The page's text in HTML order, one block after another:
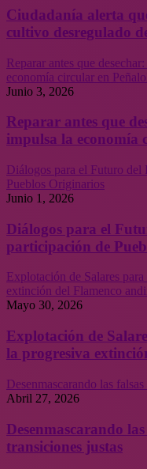
Ciudadanía alerta
cultivo desregulado
Reparar antes que
economía circular en
Junio 3, 2026
Reparar antes que
impulsa la economía
Diálogos para el Futuro del
Pueblos Originarios
Junio 1, 2026
Diálogos para el
participación de
Explotación de Salares
extinción del Flamenco
Mayo 30, 2026
Explotación de
la progresiva
Desenmascarando las
Abril 27, 2026
Desenmascarando
transiciones justas